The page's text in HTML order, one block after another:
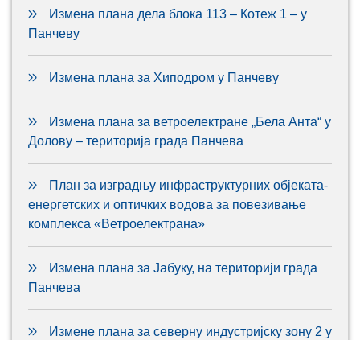
Измена плана дела блока 113 – Котеж 1 – у
Панчеву
Измена плана за Хиподром у Панчеву
Измена плана за ветроелектране „Бела Анта“ у
Долову – територија града Панчева
План за изградњу инфраструктурних објеката-
енергетских и оптичких водова за повезивање
комплекса «Ветроелектрана»
Измена плана за Јабуку, на територији града
Панчева
Измене плана за северну индустријску зону 2 у